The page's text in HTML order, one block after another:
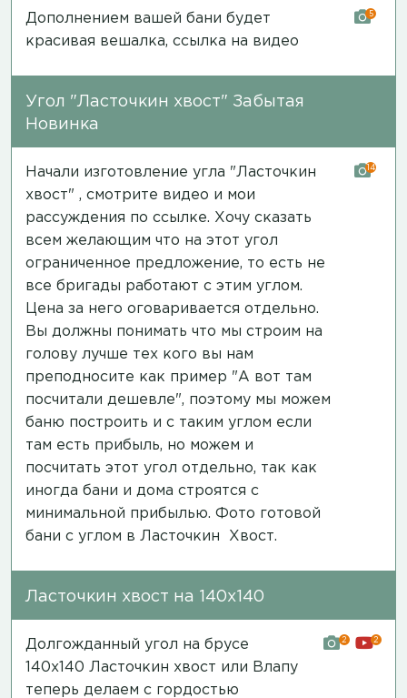
Дополнением вашей бани будет
красивая вешалка, ссылка на видео
5
Угол "Ласточкин хвост" Забытая
Новинка
Начали изготовление угла "Ласточкин
хвост" , смотрите видео и мои
рассуждения по ссылке. Хочу сказать
всем желающим что на этот угол
ограниченное предложение, то есть не
все бригады работают с этим углом.
Цена за него оговаривается отдельно.
Вы должны понимать что мы строим на
голову лучше тех кого вы нам
преподносите как пример "А вот там
посчитали дешевле", поэтому мы можем
баню построить и с таким углом если
там есть прибыль, но можем и
посчитать этот угол отдельно, так как
иногда бани и дома строятся с
минимальной прибылью. Фото готовой
бани с углом в Ласточкин Хвост.
14
Ласточкин хвост на 140х140
Долгожданный угол на брусе
140х140 Ласточкин хвост или Влапу
теперь делаем с гордостью
2 2